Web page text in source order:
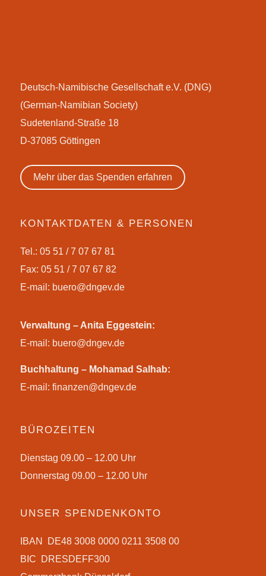
Deutsch-Namibische Gesellschaft e.V. (DNG)
(German-Namibian Society)
Sudetenland-Straße 18
D-37085 Göttingen
Mehr über das Spenden erfahren
KONTAKTDATEN & PERSONEN
Tel.: 05 51 / 7 07 67 81
Fax: 05 51 / 7 07 67 82
E-mail: buero@dngev.de
Verwaltung – Anita Eggestein:
E-mail: buero@dngev.de
Buchhaltung – Mohamad Salhab:
E-mail: finanzen@dngev.de
BÜROZEITEN
Dienstag 09.00 – 12.00 Uhr
Donnerstag 09.00 – 12.00 Uhr
UNSER SPENDENKONTO
IBAN DE48 3008 0000 0211 3508 00
BIC DRESDEFF300